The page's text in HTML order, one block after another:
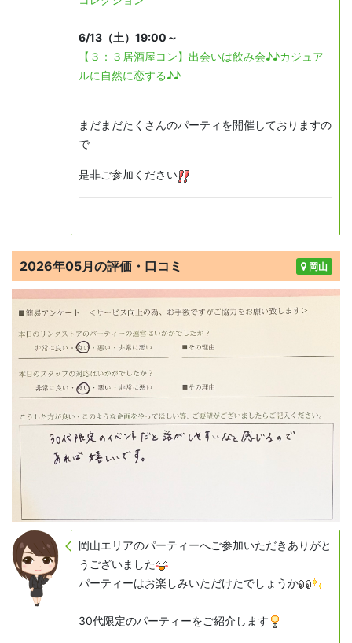
6/13（土）19:00～
【３：３居酒屋コン】出会いは飲み会♪♪カジュア
ルに自然に恋する♪♪
まだまだたくさんのパーティを開催しておりますの
で
是非ご参加ください
岡山
2026年05月の評価・口コミ
岡山エリアのパーティーへご参加いただきありがと
うございました
パーティーはお楽しみいただけたでしょうか
30代限定のパーティーをご紹介します